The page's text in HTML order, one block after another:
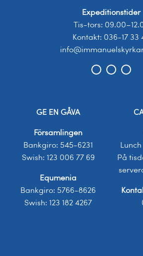
Expeditionstider
Tis-tors:
Kontakt: 036-17 33
GE EN GÅVA
Församlingen
Bankgiro: 545-6231
Swish: 123 006 77 69
Equmenia
Bankgiro: 5766-8626
Swish: 123 182 4267
På